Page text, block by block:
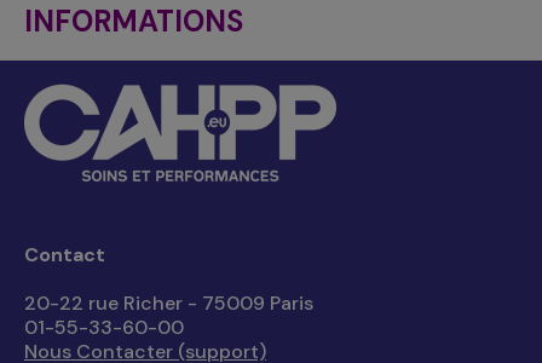
INFORMATIONS
Contact
20-22 rue Richer - 75009 Paris
01-55-33-60-00
Nous Contacter (support)